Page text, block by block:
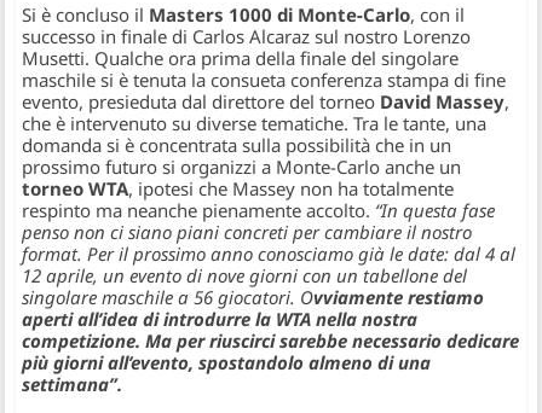
Si è concluso il Masters 1000 di Monte-Carlo, con il
successo in finale di Carlos Alcaraz sul nostro Lorenzo
Musetti. Qualche ora prima della finale del singolare
maschile si è tenuta la consueta conferenza stampa di fine
evento, presieduta dal direttore del torneo David Massey,
che è intervenuto su diverse tematiche. Tra le tante, una
domanda si è concentrata sulla possibilità che in un
prossimo futuro si organizzi a Monte-Carlo anche un
torneo WTA, ipotesi che Massey non ha totalmente
respinto ma neanche pienamente accolto. “In questa fase
penso non ci siano piani concreti per cambiare il nostro
format. Per il prossimo anno conosciamo già le date: dal 4 al
12 aprile, un evento di nove giorni con un tabellone del
singolare maschile a 56 giocatori. Ovviamente restiamo
aperti all’idea di introdurre la WTA nella nostra
competizione. Ma per riuscirci sarebbe necessario dedicare
più giorni all’evento, spostandolo almeno di una
settimana”.